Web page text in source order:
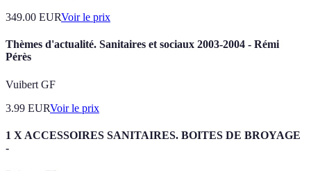
349.00 EURVoir le prix
Thèmes d'actualité. Sanitaires et sociaux 2003-2004 - Rémi
Pérès
Vuibert GF
3.99 EURVoir le prix
1 X ACCESSOIRES SANITAIRES. BOITES DE BROYAGE
-